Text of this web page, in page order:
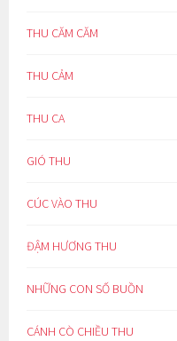
THU CĂM CĂM
THU CẢM
THU CA
GIÓ THU
CÚC VÀO THU
ĐẬM HƯƠNG THU
NHỮNG CON SỐ BUỒN
CÁNH CÒ CHIỀU THU